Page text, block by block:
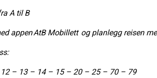
A til B
appen AtB Mobillett og planlegg reisen
– 13 – 14 – 15 – 20 – 25 – 70 – 79